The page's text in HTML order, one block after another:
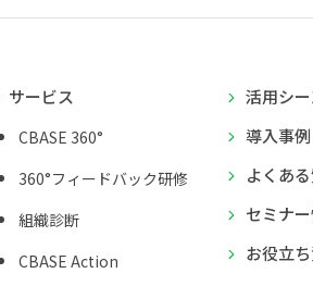
サービス
CBASE 360°
360°フィードバック研修
組織診断
CBASE Action
活用シー
導入事例
よくあ
セミナ
お役立